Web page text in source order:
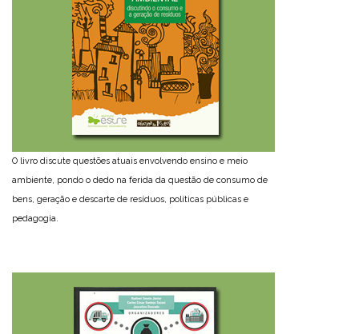
O livro discute questões atuais envolvendo ensino e meio
ambiente, pondo o dedo na ferida da questão de consumo de
bens, geração e descarte de resíduos, políticas públicas e
pedagogia.